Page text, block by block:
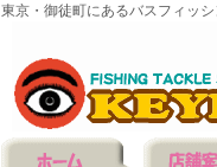
東京・御徒町にあるバスフィッ